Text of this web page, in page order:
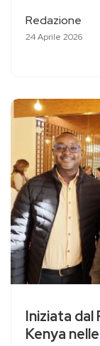
Redazione
24 Aprile 2026
Iniziata dal
Kenya